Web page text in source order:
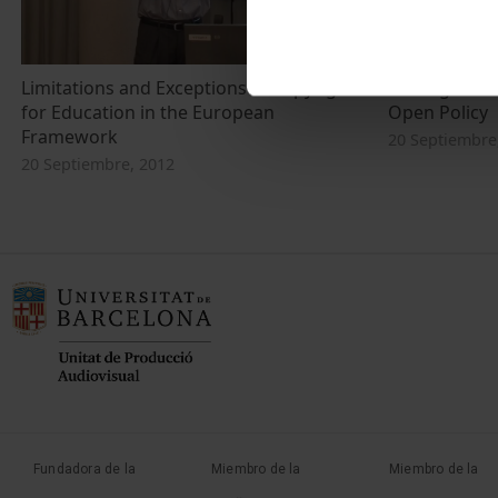
Limitations and Exceptions in Copyright
for Education in the European
Framework
20 Septiembre, 2012
Open Policy
20
Fundadora de la Miembro de la Miembro de la